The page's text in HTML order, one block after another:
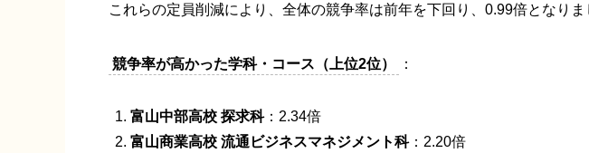
これらの定員削減により、全体の競争率は前年を下回り、0.99倍となりま
競争率が高かった学科・コース（上位2位） ：
富山中部高校 探求科：2.34倍
富山商業高校 流通ビジネスマネジメント科：2.20倍